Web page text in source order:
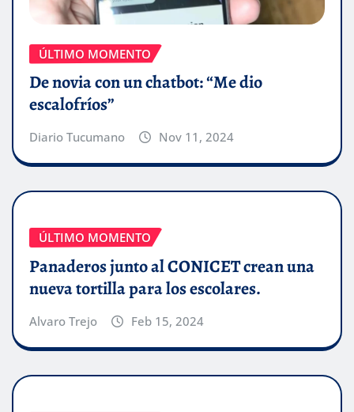
ÚLTIMO MOMENTO
De novia con un chatbot: “Me dio
escalofríos”
Diario Tucumano Nov 11, 2024
ÚLTIMO MOMENTO
Panaderos junto al CONICET crean una
nueva tortilla para los escolares.
Alvaro Trejo Feb 15, 2024